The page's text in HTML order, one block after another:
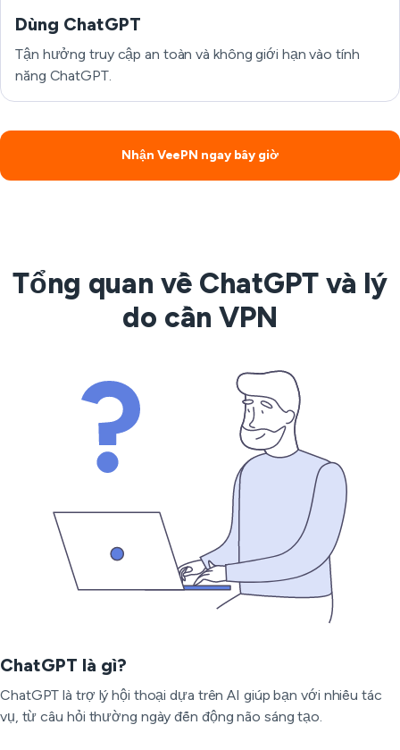
Dùng ChatGPT
Tận hưởng truy cập an toàn và không giới hạn vào tính
năng ChatGPT.
Nhận VeePN ngay bây giờ
Tổng quan về ChatGPT và lý
do cần VPN
ChatGPT là gì?
ChatGPT là trợ lý hội thoại dựa trên AI giúp bạn với nhiều tác
vụ, từ câu hỏi thường ngày đến động não sáng tạo.